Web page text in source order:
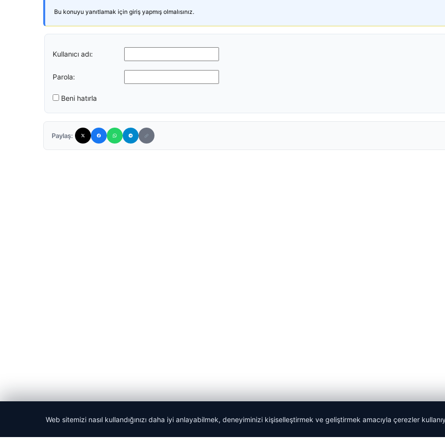
Bu konuyu yanıtlamak için giriş yapmış olmalısınız.
Kullanıcı adı:
Parola:
Beni hatırla
Paylaş:
© 2026 Yerel Gazetesi
Web sitemizi nasıl kullandığınızı daha iyi anlayabilmek, deneyiminizi kişiselleştirmek ve geliştirmek amacıyla çerezler